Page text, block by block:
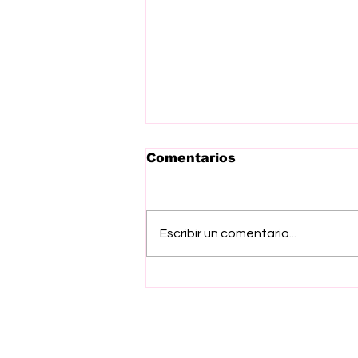
Comentarios
Escribir un comentario...